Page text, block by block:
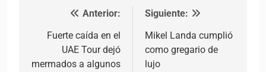
Navegación de entradas
Anterior:
Fuerte caída en el
UAE Tour dejó
mermados a algunos
Siguiente:
Mikel Landa cumplió
como gregario de
lujo